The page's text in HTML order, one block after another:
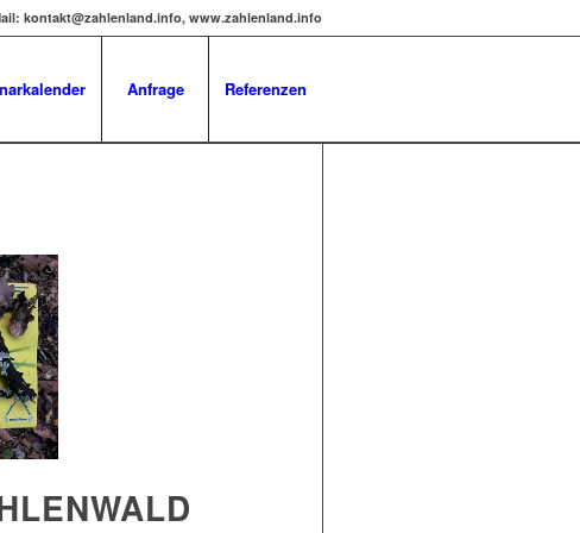
kontakt@zahlenland.info, www.zahlenland.info
Anfrage Referenzen